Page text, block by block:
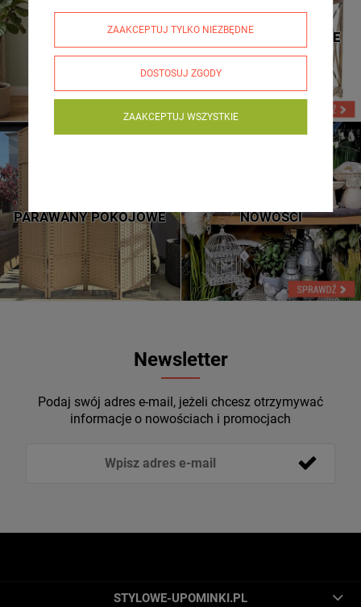
KOSMETYCZNE LATARNIE METALOWE
PARAWANY POKOJOWE NOWOŚCI
Newsletter
Podaj swój adres e-mail, jeżeli chcesz otrzymywać
informacje o nowościach i promocjach
STYLOWE-UPOMINKI.PL
ZAAKCEPTUJ TYLKO NIEZBĘDNE
DOSTOSUJ ZGODY
ZAAKCEPTUJ WSZYSTKIE